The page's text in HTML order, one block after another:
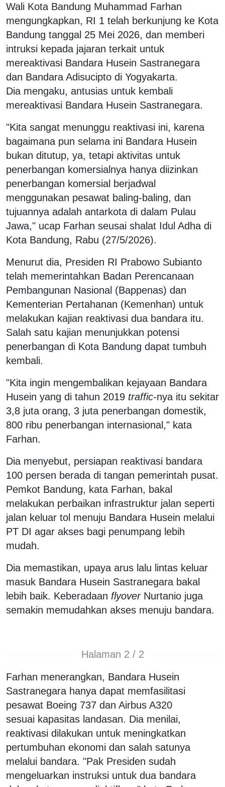
Wali Kota Bandung Muhammad Farhan
mengungkapkan, RI 1 telah berkunjung ke Kota
Bandung tanggal 25 Mei 2026, dan memberi
intruksi kepada jajaran terkait untuk
mereaktivasi Bandara Husein Sastranegara
dan Bandara Adisucipto di Yogyakarta.
Dia mengaku, antusias untuk kembali
mereaktivasi Bandara Husein Sastranegara.
"Kita sangat menunggu reaktivasi ini, karena
bagaimana pun selama ini Bandara Husein
bukan ditutup, ya, tetapi aktivitas untuk
penerbangan komersialnya hanya diizinkan
penerbangan komersial berjadwal
menggunakan pesawat baling-baling, dan
tujuannya adalah antarkota di dalam Pulau
Jawa," ucap Farhan seusai shalat Idul Adha di
Kota Bandung, Rabu (27/5/2026).
Menurut dia, Presiden RI Prabowo Subianto
telah memerintahkan Badan Perencanaan
Pembangunan Nasional (Bappenas) dan
Kementerian Pertahanan (Kemenhan) untuk
melakukan kajian reaktivasi dua bandara itu.
Salah satu kajian menunjukkan potensi
penerbangan di Kota Bandung dapat tumbuh
kembali.
"Kita ingin mengembalikan kejayaan Bandara
Husein yang di tahun 2019 traffic-nya itu sekitar
3,8 juta orang, 3 juta penerbangan domestik,
800 ribu penerbangan internasional," kata
Farhan.
Dia menyebut, persiapan reaktivasi bandara
100 persen berada di tangan pemerintah pusat.
Pemkot Bandung, kata Farhan, bakal
melakukan perbaikan infrastruktur jalan seperti
jalan keluar tol menuju Bandara Husein melalui
PT DI agar akses bagi penumpang lebih
mudah.
Dia memastikan, upaya arus lalu lintas keluar
masuk Bandara Husein Sastranegara bakal
lebih baik. Keberadaan flyoverNurtanio juga
semakin memudahkan akses menuju bandara.
Halaman 2 / 2
Farhan menerangkan, Bandara Husein
Sastranegara hanya dapat memfasilitasi
pesawat Boeing 737 dan Airbus A320
sesuai kapasitas landasan. Dia menilai,
reaktivasi dilakukan untuk meningkatkan
pertumbuhan ekonomi dan salah satunya
melalui bandara. "Pak Presiden sudah
mengeluarkan instruksi untuk dua bandara